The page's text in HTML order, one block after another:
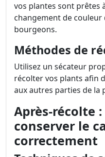
vos plantes sont prêtes
changement de
bourgeons.
Méthodes de
Utilisez un sécateur
récolter vos plants afin
aux autres parties de la
Après-récolte
conserver le
correctement